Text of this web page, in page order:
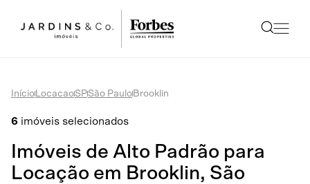
Início LocacaoSPSão Paulo Brooklin
6 imóveis selecionados
Imóveis de Alto Padrão para
Locação em Brooklin, São